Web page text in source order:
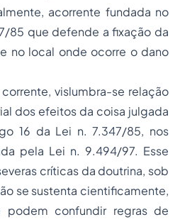
acorrente fundada no
85 que defende a fixação da
no local onde ocorre o dano
vislumbra-se relação
dos efeitos da coisa julgada
16 da Lei n. 7.347/85, nos
pela Lei n. 9.494/97. Esse
críticas da doutrina, sob
se sustenta cientificamente,
confundir regras de